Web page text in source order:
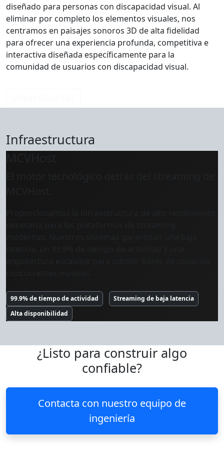
diseñado para personas con discapacidad visual. Al
eliminar por completo los elementos visuales, nos
centramos en paisajes sonoros 3D de alta fidelidad
para ofrecer una experiencia profunda, competitiva e
interactiva diseñada específicamente para la
comunidad de usuarios con discapacidad visual.
Infraestructura
99.9% de tiempo de actividad
Streaming de baja latencia
Alta disponibilidad
¿Listo para construir algo
confiable?
Contacta con nuestro equipo de
ingeniería